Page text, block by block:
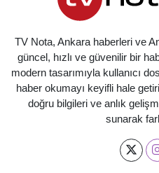
TV Nota, Ankara haberleri ve
güncel, hızlı ve güvenilir bir
modern tasarımıyla kullanıcı
haber okumayı keyifli hale
doğru bilgileri ve anlık
sunarak